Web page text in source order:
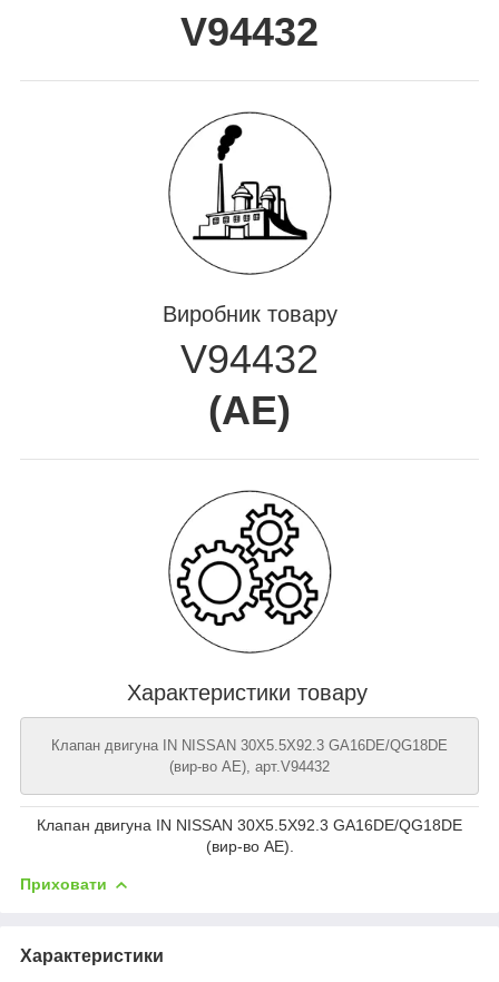
V94432
Виробник товару
V94432
(AE)
Характеристики товару
Клапан двигуна IN NISSAN 30X5.5X92.3 GA16DE/QG18DE
(вир-во AE), арт.V94432
Клапан двигуна IN NISSAN 30X5.5X92.3 GA16DE/QG18DE
(вир-во AE).
Приховати
Характеристики